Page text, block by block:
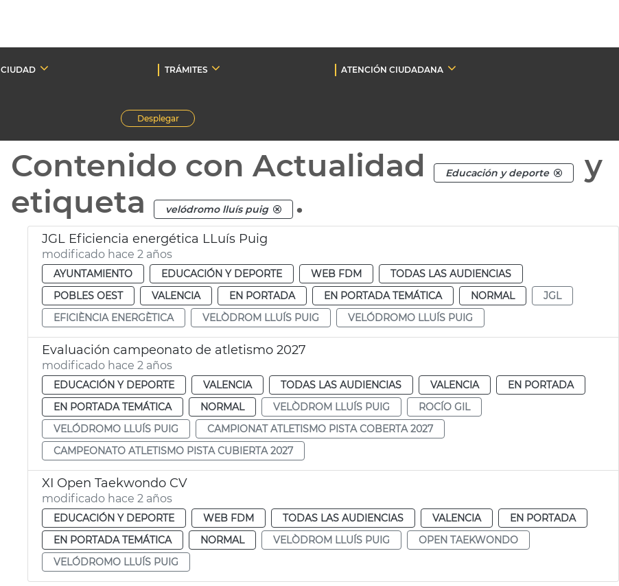
TRÁMITES
ATENCIÓN CIUDADANA
Desplegar
Contenido con Actualidad Educación y deporte
y
etiqueta
velódromo lluís puig .
JGL Eficiencia energética LLuís Puig
modificado hace 2 años
AYUNTAMIENTO EDUCACIÓN Y DEPORTE WEB FDM
TODAS LAS AUDIENCIAS
POBLES OEST
VALENCIA EN PORTADA EN PORTADA TEMÁTICA NORMAL
JGL
EFICIÈNCIA ENERGÈTICA
VELÒDROM LLUÍS PUIG VELÓDROMO LLUÍS PUIG
Evaluación campeonato de atletismo 2027
modificado hace 2 años
EDUCACIÓN Y DEPORTE VALENCIA TODAS LAS AUDIENCIAS VALENCIA
EN PORTADA
EN PORTADA TEMÁTICA
NORMAL VELÒDROM LLUÍS PUIG
ROCÍO GIL
VELÓDROMO LLUÍS PUIG
CAMPIONAT ATLETISMO PISTA COBERTA 2027
CAMPEONATO ATLETISMO PISTA CUBIERTA 2027
XI Open Taekwondo CV
modificado hace 2 años
EDUCACIÓN Y DEPORTE WEB FDM TODAS LAS AUDIENCIAS VALENCIA
EN PORTADA
EN PORTADA TEMÁTICA
NORMAL VELÒDROM LLUÍS PUIG
OPEN TAEKWONDO
VELÓDROMO LLUÍS PUIG